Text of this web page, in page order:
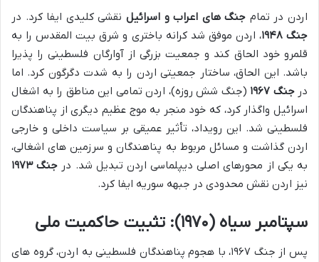
اردن در تمام جنگ های اعراب و اسرائیل نقشی کلیدی ایفا کرد. در
جنگ ۱۹۴۸
، اردن موفق شد کرانه باختری و شرق بیت المقدس را به
قلمرو خود الحاق کند و جمعیت بزرگی از آوارگان فلسطینی را پذیرا
باشد. این الحاق، ساختار جمعیتی اردن را به شدت دگرگون کرد. اما
درجنگ ۱۹۶۷
(جنگ شش روزه)، اردن تمامی این مناطق را به اشغال
اسرائیل واگذار کرد، که خود منجر به موج عظیم دیگری از پناهندگان
فلسطینی شد. این رویداد، تأثیر عمیقی بر سیاست داخلی و خارجی
اردن گذاشت و مسائل مربوط به پناهندگان و سرزمین های اشغالی،
به یکی از محورهای اصلی دیپلماسی اردن تبدیل شد. در جنگ ۱۹۷۳
نیز اردن نقش محدودی در جبهه سوریه ایفا کرد.
سپتامبر سیاه (۱۹۷۰): تثبیت حاکمیت ملی
پس از جنگ ۱۹۶۷، با هجوم پناهندگان فلسطینی به اردن، گروه های